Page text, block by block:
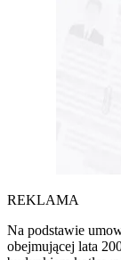
REKLAMA
Na podstawie
obejmującej lata